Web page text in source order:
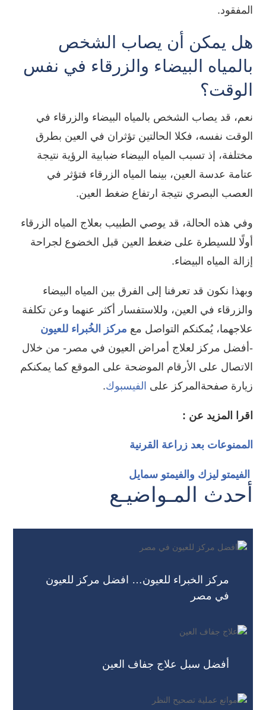
أحدث المـواضيـع
مركز الخبراء للعيون… افضل مركز للعيون
في مصر
أفضل سبل علاج جفاف العين
المفقود.
هل يمكن أن يصاب الشخص
بالمياه البيضاء والزرقاء في نفس
الوقت؟
نعم، قد يصاب الشخص بالمياه البيضاء والزرقاء في
الوقت نفسه، فكلا الحالتين تؤثران في العين بطرق
مختلفة، إذ تسبب المياه البيضاء ضبابية الرؤية نتيجة
عتامة عدسة العين، بينما المياه الزرقاء فتؤثر في
العصب البصري نتيجة ارتفاع ضغط العين.
وفي هذه الحالة، قد يوصي الطبيب بعلاج المياه الزرقاء
أولًا للسيطرة على ضغط العين قبل الخضوع لجراحة
إزالة المياه البيضاء.
وبهذا نكون قد تعرفنا إلى الفرق بين المياه البيضاء
والزرقاء في العين، وللاستفسار أكثر عنهما وعن تكلفة
علاجهما، يُمكنكم التواصل مع مركز الخُبراء للعيون
-أفضل مركز لعلاج أمراض العيون في مصر- من خلال
الاتصال على الأرقام الموضحة على الموقع كما يمكنكم
زيارة صفحةالمركز على الفيسبوك.
اقرا المزيد عن :
الممنوعات بعد زراعة القرنية
الفيمتو ليزك والفيمتو سمايل